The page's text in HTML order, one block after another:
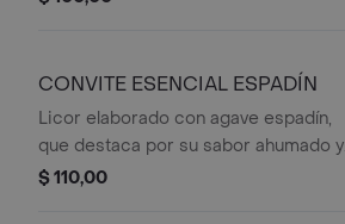
CONVITE ESENCIAL ESPADÍN
Licor elaborado con agave espadín,
que destaca por su sabor ahumado y
notas herbales.
$ 110,00